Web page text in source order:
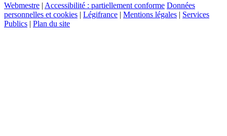
Webmestre | Accessibilité : partiellement conforme Données
personnelles et cookies | Légifrance | Mentions légales | Services
Publics | Plan du site